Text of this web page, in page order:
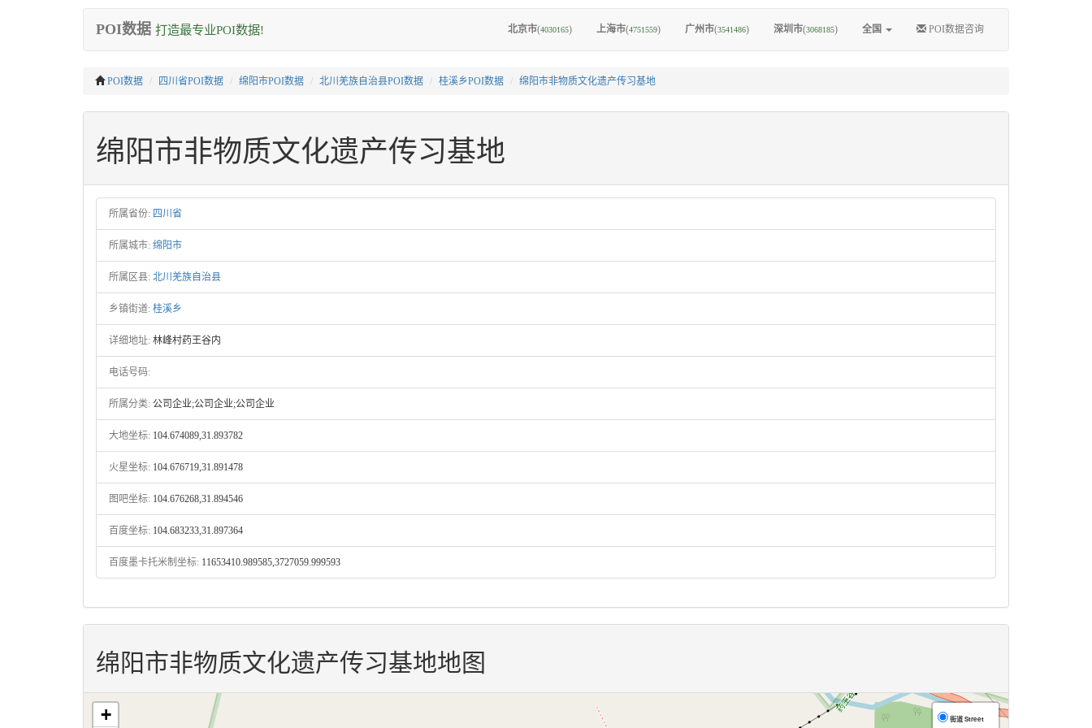
POI数据 打造最专业POI数据! 北京市(4030165) 上海市(4751559) 广州市(3541486) 深圳市(3068185) 全国 POI数据咨询
POI数据 四川省POI数据 绵阳市POI数据 北川羌族自治县POI数据 桂溪乡POI数据 绵阳市非物质文化遗产传习基地
绵阳市非物质文化遗产传习基地
所属省份: 四川省
所属城市: 绵阳市
所属区县: 北川羌族自治县
乡镇街道: 桂溪乡
详细地址: 林峰村药王谷内
电话号码:
所属分类: 公司企业;公司企业;公司企业
大地坐标: 104.674089,31.893782
火星坐标: 104.676719,31.891478
图吧坐标: 104.676268,31.894546
百度坐标: 104.683233,31.897364
百度墨卡托米制坐标: 11653410.989585,3727059.999593
绵阳市非物质文化遗产传习基地地图
+ 街道 Street